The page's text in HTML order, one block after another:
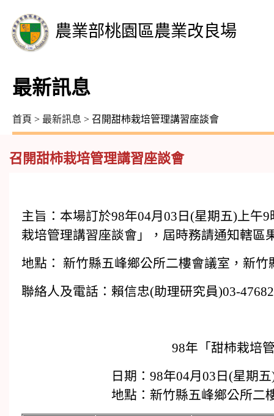
農業部桃園區農業改良場
最新訊息
首頁 > 最新訊息 > 召開甜柿栽培管理講習座談會
召開甜柿栽培管理講習座談會
主旨：本場訂於98年04月03日(星期五)上午
栽培管理講習座談會」，屆時務請通知轄區
地點： 新竹縣五峰鄉公所二樓會議室，新
聯絡人及電話：賴信忠(助理研究員)03-
98年「甜柿栽培
日期：98年04月03日(星期五
地點：新竹縣五峰鄉公所二樓